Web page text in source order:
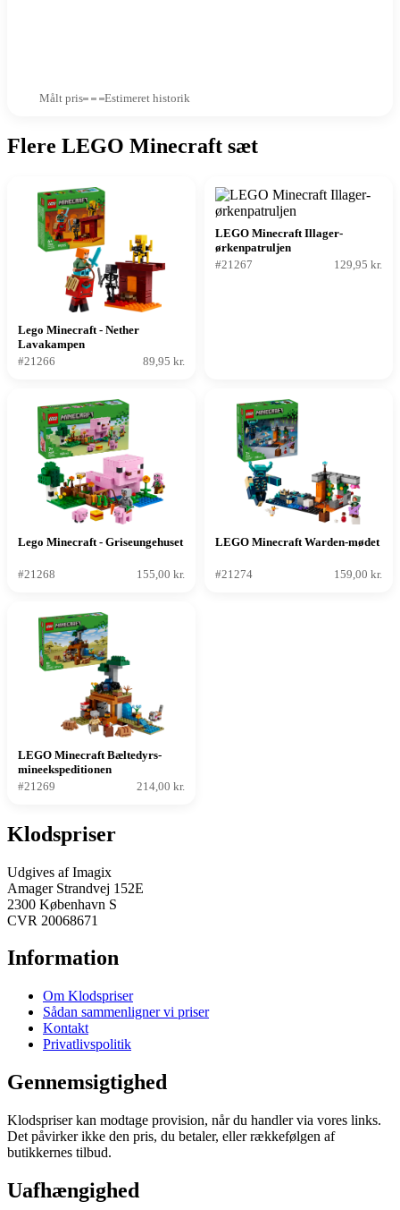
Målt pris Estimeret historik
Flere LEGO Minecraft sæt
Lego Minecraft - Nether
Lavakampen
#21266
89,95 kr.
LEGO Minecraft Illager-
ørkenpatruljen
#21267
129,95 kr.
Lego Minecraft - Griseungehuset
#21268 155,00 kr.
LEGO Minecraft Warden-mødet
#21274 159,00 kr.
LEGO Minecraft Bæltedyrs-
mineekspeditionen
#21269
214,00 kr.
Klodspriser
Udgives af Imagix
Amager Strandvej 152E
2300 København S
CVR 20068671
Information
Om Klodspriser
Sådan sammenligner vi priser
Kontakt
Privatlivspolitik
Gennemsigtighed
Klodspriser kan modtage provision, når du handler via vores links.
Det påvirker ikke den pris, du betaler, eller rækkefølgen af
butikkernes tilbud.
Uafhængighed